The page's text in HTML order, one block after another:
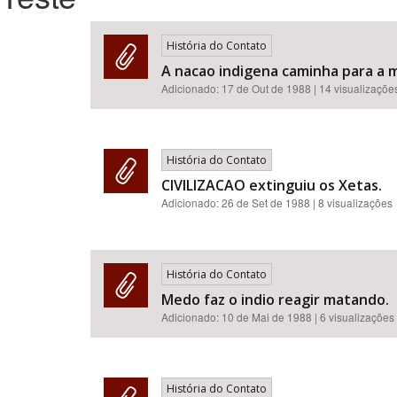
Área de Levantamento
História do Contato
A nacao indigena caminha para a
Adicionado: 17 de Out de 1988 | 14
História do Contato
CIVILIZACAO extinguiu os Xetas.
Adicionado:26 de Set de 1988 | 8 visualizações
História do Contato
Medo faz o indio reagir matando.
Adicionado: 10 de Mai de 1988 | 6 visualizações
História do Contato